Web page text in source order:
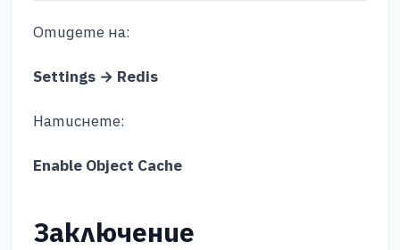
Отидете на:
Settings → Redis
Натиснете:
Enable Object Cache
Заключение